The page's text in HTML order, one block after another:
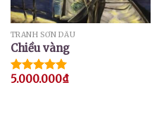
TRANH SƠN DẦU
Chiều vàng
Được xếp
5.000.000₫